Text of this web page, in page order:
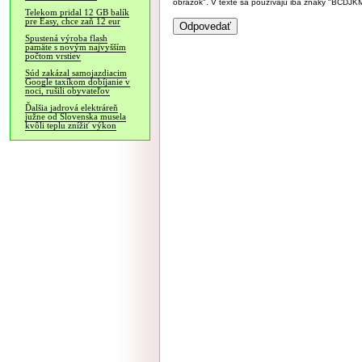
Telekom pridal 12 GB balík
pre Easy, chce zaň 12 eur
Spustená výroba flash
pamäte s novým najvyšším
počtom vrstiev
Súd zakázal samojazdiacim
Google taxíkom dobíjanie v
noci, rušili obyvateľov
Ďalšia jadrová elektráreň
južne od Slovenska musela
kvôli teplu znížiť výkon
obrázok". V texte sa používajú iba znaky